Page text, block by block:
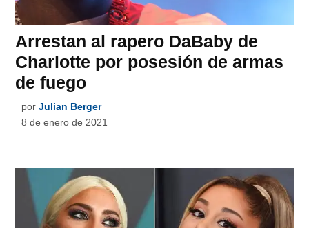
Arrestan al rapero DaBaby de
Charlotte por posesión de armas
de fuego
por Julian Berger
8 de enero de 2021